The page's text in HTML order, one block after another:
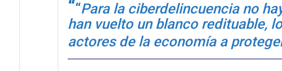
“Para la ciberdelincuencia no
han vuelto un blanco redituable,
actores de la economía a